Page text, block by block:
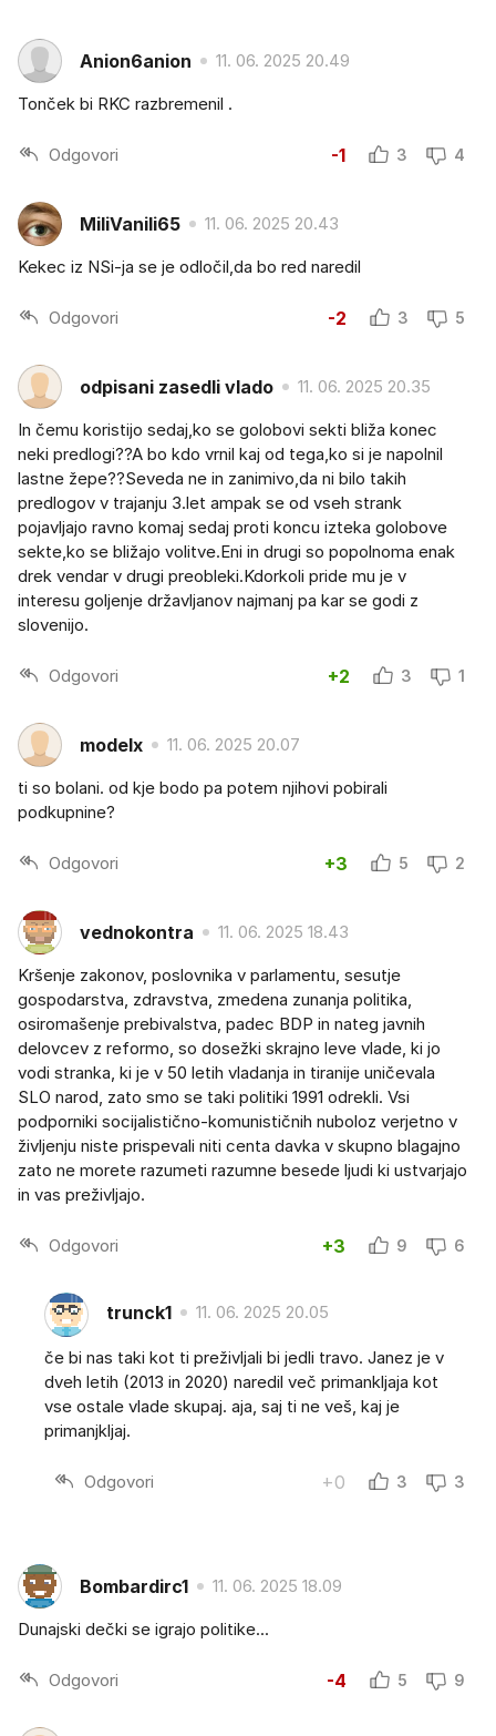
Anion6anion 11. 06. 2025 20.49
Tonček bi RKC razbremenil .
Odgovori -1 3 4
MiliVanili65 11. 06. 2025 20.43
Kekec iz NSi-ja se je odločil,da bo red naredil
Odgovori -2 3 5
odpisani zasedli vlado 11. 06. 2025 20.35
In čemu koristijo sedaj,ko se golobovi sekti bliža konec
neki predlogi??A bo kdo vrnil kaj od tega,ko si je napolnil
lastne žepe??Seveda ne in zanimivo,da ni bilo takih
predlogov v trajanju 3.let ampak se od vseh strank
pojavljajo ravno komaj sedaj proti koncu izteka golobove
sekte,ko se bližajo volitve.Eni in drugi so popolnoma enak
drek vendar v drugi preobleki.Kdorkoli pride mu je v
interesu goljenje državljanov najmanj pa kar se godi z
slovenijo.
Odgovori +2 3 1
modelx 11. 06. 2025 20.07
ti so bolani. od kje bodo pa potem njihovi pobirali
podkupnine?
Odgovori +3 5 2
vednokontra 11. 06. 2025 18.43
Kršenje zakonov, poslovnika v parlamentu, sesutje
gospodarstva, zdravstva, zmedena zunanja politika,
osiromašenje prebivalstva, padec BDP in nateg javnih
delovcev z reformo, so dosežki skrajno leve vlade, ki jo
vodi stranka, ki je v 50 letih vladanja in tiranije uničevala
SLO narod, zato smo se taki politiki 1991 odrekli. Vsi
podporniki socijalistično-komunističnih nuboloz verjetno v
življenju niste prispevali niti centa davka v skupno blagajno
zato ne morete razumeti razumne besede ljudi ki ustvarjajo
in vas preživljajo.
Odgovori +3 9 6
trunck1 11. 06. 2025 20.05
če bi nas taki kot ti preživljali bi jedli travo. Janez je v
dveh letih (2013 in 2020) naredil več primankljaja kot
vse ostale vlade skupaj. aja, saj ti ne veš, kaj je
primanjkljaj.
Odgovori +0 3 3
Bombardirc1 11. 06. 2025 18.09
Dunajski dečki se igrajo politike...
Odgovori -4 5 9